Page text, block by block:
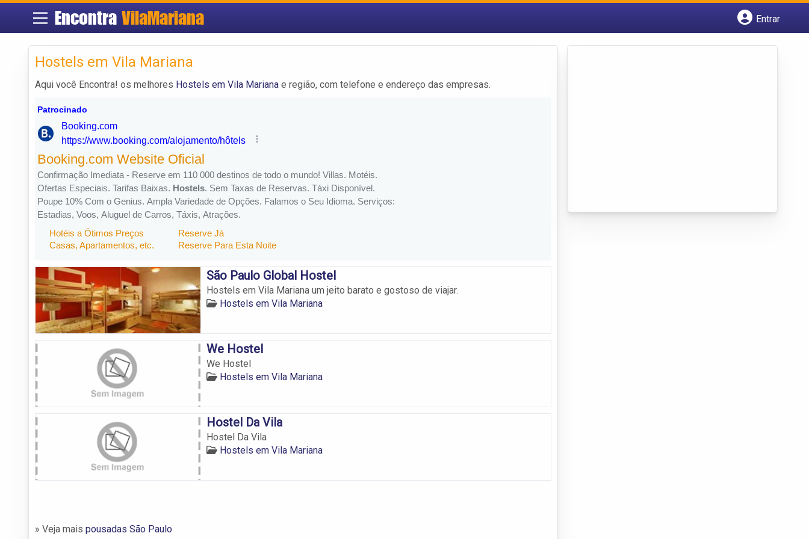
Encontra VilaMariana
Entrar
Hostels em Vila Mariana
Aqui você Encontra! os melhores Hostels em Vila Mariana e região, com telefone e endereço das empresas.
São Paulo Global Hostel
Hostels em Vila Mariana um jeito barato e gostoso de viajar.
Hostels em Vila Mariana
We Hostel
We Hostel
Hostels em Vila Mariana
Hostel Da Vila
Hostel Da Vila
Hostels em Vila Mariana
» Veja mais pousadas São Paulo